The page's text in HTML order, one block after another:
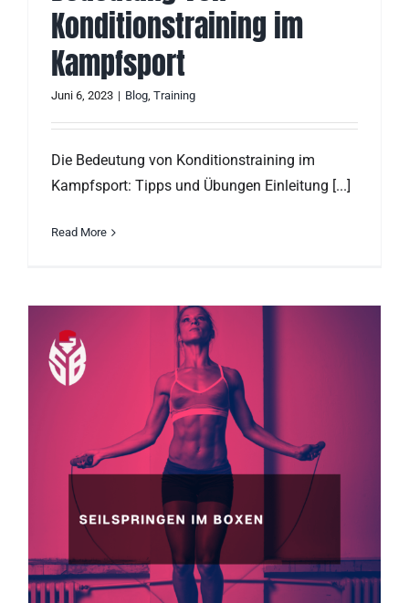
Konditionstraining im
Kampfsport
Juni 6, 2023 | Blog, Training
Die Bedeutung von Konditionstraining im
Kampfsport: Tipps und Übungen Einleitung [...]
Read More